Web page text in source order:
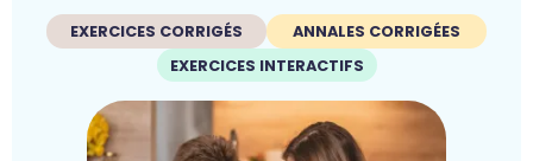
EXERCICES CORRIGÉS
ANNALES CORRIGÉES
EXERCICES INTERACTIFS